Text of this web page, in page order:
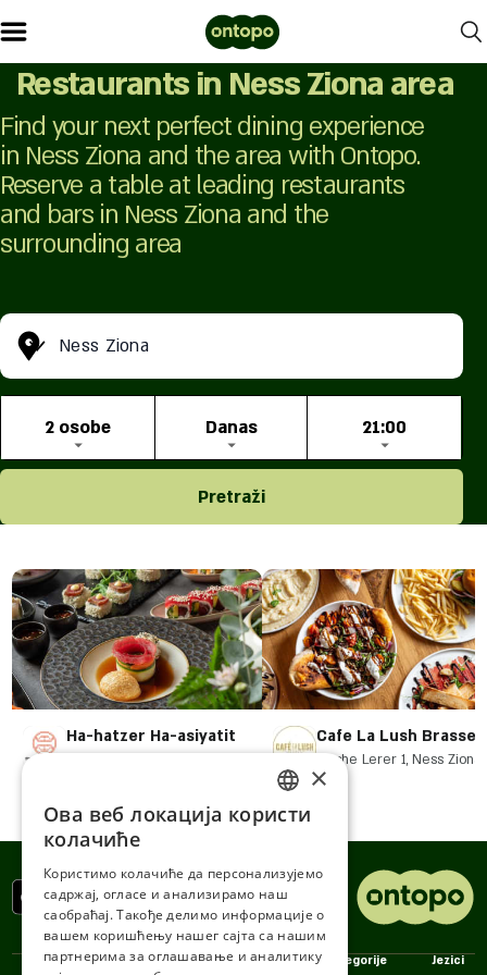
Restaurants in Ness Ziona area
Find your next perfect dining experience
in Ness Ziona and the area with Ontopo.
Reserve a table at leading restaurants
and bars in Ness Ziona and the
surrounding area
Ness Ziona
2 osobe Danas 21:00
Pretraži
Ha-hatzer Ha-asiyatit Cafe La Lush
Moshe Lerer 1, Ness Ziona
Politike Kompanija Kategorije Jezici
ENGLISH
SERBIA
HEBREW
RUSSIAN
×
Ова веб локација користи
колачиће
Користимо колачиће да персонализујемо
садржај, огласе и анализирамо наш
саобраћај. Такође делимо информације о
вашем коришћењу нашег сајта са нашим
партнерима за оглашавање и аналитику